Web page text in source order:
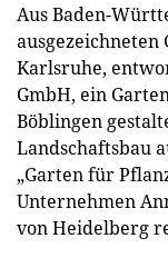
Aus Baden-
Karlsruhe,
GmbH, ein
Böblingen
Landschaftsbau
„Garten für
Unternehmen
von Heidelberg